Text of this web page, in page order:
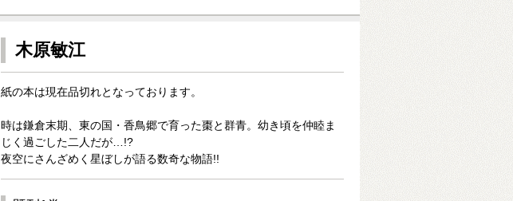
木原敏江
紙の本は現在品切れとなっております。
時は鎌倉末期、東の国・香鳥郷で育った棗と群青。幼き頃を仲睦ま
じく過ごした二人だが…!?
夜空にさんざめく星ぼしが語る数奇な物語!!